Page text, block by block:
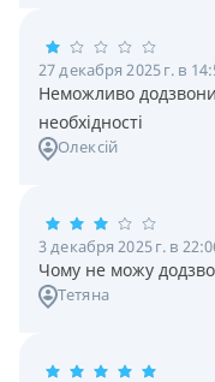
27 декабря 2025 г. в
Неможливо
необхідності
Олексій
3 декабря 2025 г. в
Чому не можу
Тетяна